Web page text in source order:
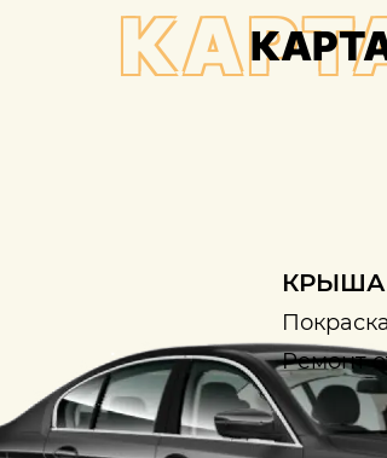
КРЫША
Ремонт